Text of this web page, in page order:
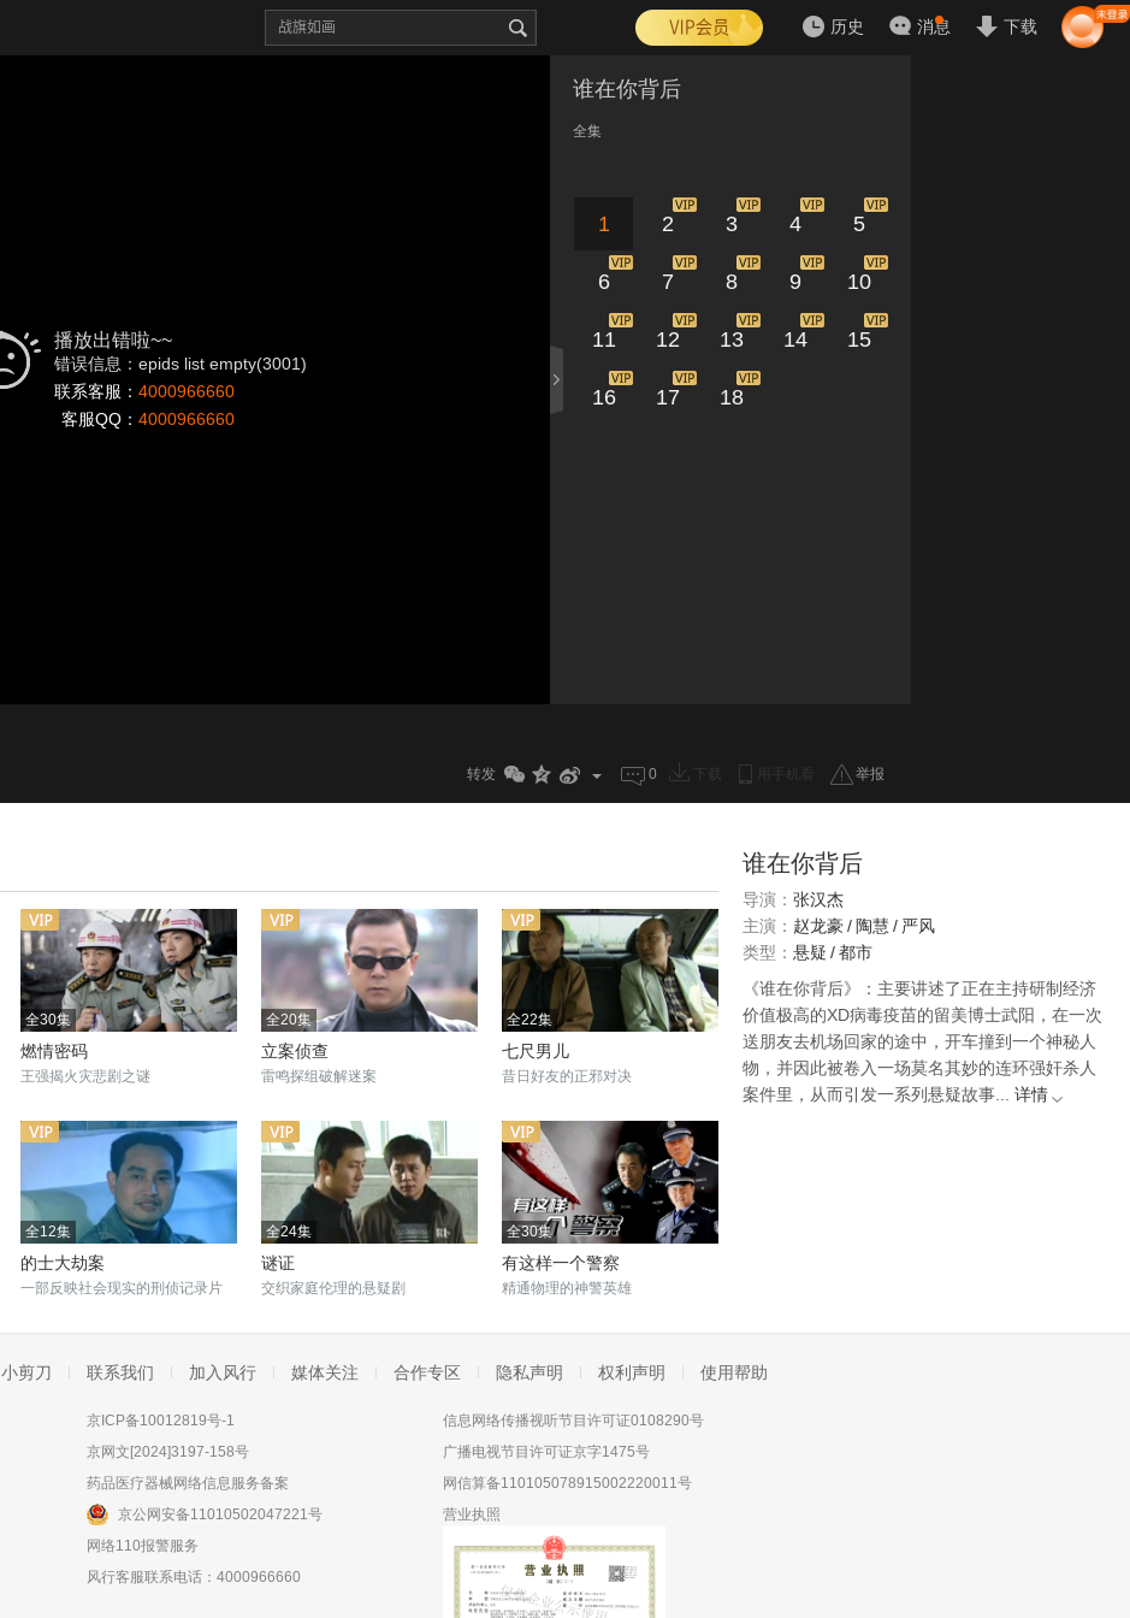
历史 消息 下载
播放出错啦~~
错误信息：epids list empty(3001)
联系客服： 4000966660
客服QQ： 4000966660
谁在你背后
全集
1 2 3 4 5
6 7 8 9 10
11 12 13 14 15
16 17 18
转发 0 举报
全30集
燃情密码
王强揭火灾悲剧之谜
全20集
立案侦查
雷鸣探组破解迷案
全22集
七尺男儿
昔日好友的正邪对决
全12集
的士大劫案
一部反映社会现实的刑侦记录片
全24集
谜证
交织家庭伦理的悬疑剧
全30集
有这样一个警察
精通物理的神警英雄
谁在你背后
导演： 张汉杰
主演： 赵龙豪/ 陶慧/ 严风
类型： 悬疑 /都市
《谁在你背后》：主要讲述了正在主持研制经济
价值极高的XD病毒疫苗的留美博士武阳，在一次
送朋友去机场回家的途中，开车撞到一个神秘人
物，并因此被卷入一场莫名其妙的连环强奸杀人
案件里，从而引发一系列悬疑故事...
详情
小剪刀 联系我们 加入风行 媒体关注 合作专区 隐私声明 权利声明 使用帮助
京ICP备10012819号-1
京网文[2024]3197-158号
药品医疗器械网络信息服务备案
京公网安备11010502047221号
网络110报警服务
风行客服联系电话：4000966660
信息网络传播视听节目许可证0108290号
广播电视节目许可证京字1475号
网信算备110105078915002220011号
营业执照